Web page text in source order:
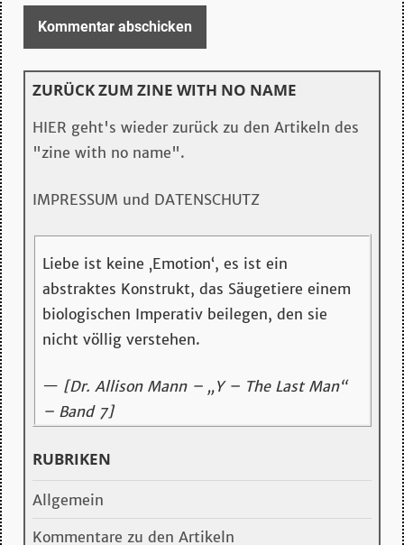
ZURÜCK ZUM ZINE WITH NO NAME
HIER geht's wieder zurück zu den Artikeln des
"zine with no name".
IMPRESSUM und DATENSCHUTZ
Liebe ist keine ‚Emotion‘, es ist ein
abstraktes Konstrukt, das Säugetiere einem
biologischen Imperativ beilegen, den sie
nicht völlig verstehen.
— [Dr. Allison Mann – „Y – The Last Man“
– Band 7]
RUBRIKEN
Allgemein
Kommentare zu den Artikeln